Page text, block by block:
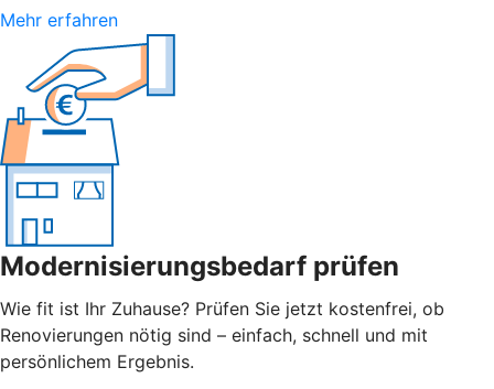
Mehr erfahren
Modernisierungsbedarf prüfen
Wie fit ist Ihr Zuhause? Prüfen Sie jetzt kostenfrei, ob
Renovierungen nötig sind – einfach, schnell und mit
persönlichem Ergebnis.